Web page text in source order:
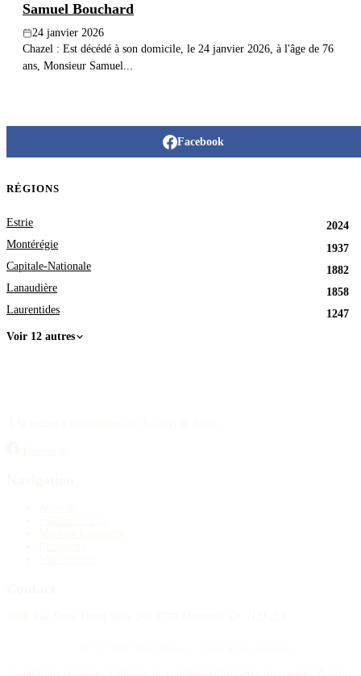
Samuel Bouchard
24 janvier 2026
Chazel : Est décédé à son domicile, le 24 janvier 2026, à l'âge de 76
ans, Monsieur Samuel...
Facebook
RÉGIONS
Estrie
2024
Montérégie
1937
Capitale-Nationale
1882
Lanaudière
1858
Laurentides
1247
Voir 12 autres